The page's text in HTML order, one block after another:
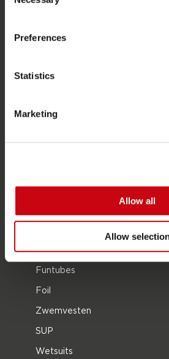
Preferences
Statistics
Marketing
Allow all
Allow
Bestellen en betalen
Zoek een winkel
Word Jobe dealer
PRODUCT CATEGORIEËN
2026 Collection
Funtubes
Foil
Zwemvesten
SUP
Wetsuits